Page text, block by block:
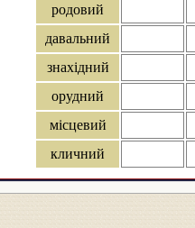
родовий
давальний
знахідний
орудний
місцевий
кличний